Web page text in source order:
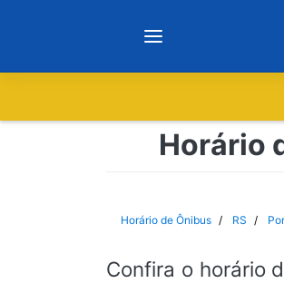
Notícias
Horário
Horário de Ônibus RS
Confira o horário